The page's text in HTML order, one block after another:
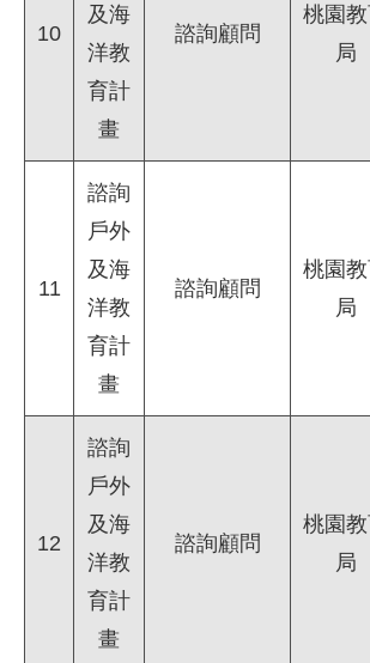
10
及海
洋教
育計
畫
諮詢顧問
桃園
局
11
諮詢
戶外
及海
洋教
育計
畫
諮詢顧問
桃園
局
12
諮詢
戶外
及海
洋教
育計
畫
諮詢顧問
桃園
局